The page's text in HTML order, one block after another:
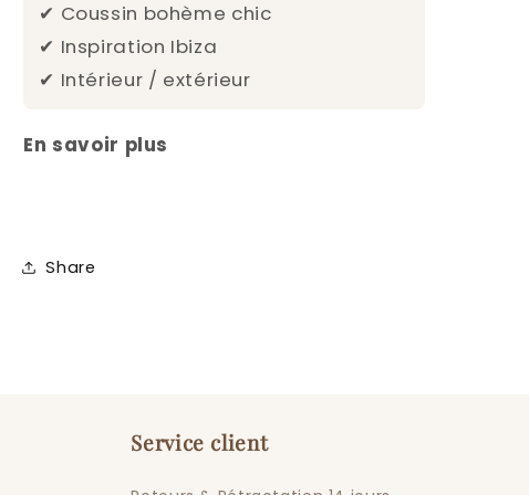
✔ Coussin bohème chic
✔ Inspiration Ibiza
✔ Intérieur / extérieur
En savoir plus
Share
Service client